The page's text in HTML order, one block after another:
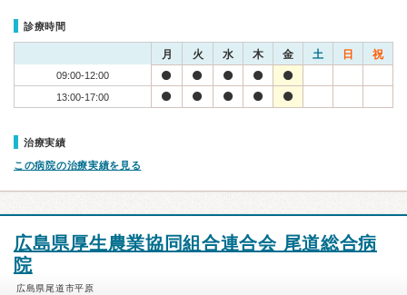
診療時間
月 火 水 木 金 土 日 祝
09:00-12:00
13:00-17:00
治療実績
この病院の治療実績を見る
広島県厚生農業協同組合連合会 尾道総合病
院
広島県尾道市平原